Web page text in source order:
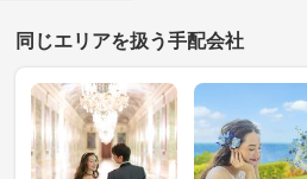
同じエリアを扱う手配会社